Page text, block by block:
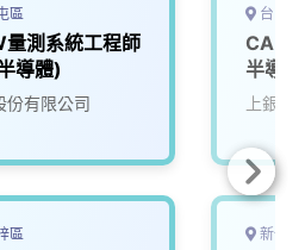
區
量測系統工程師
導體)
份有限公司
區
台中
CAE
半導
上銀科
新竹